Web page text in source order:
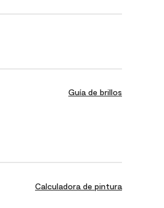
Guía de brillos
Calculadora de pintura